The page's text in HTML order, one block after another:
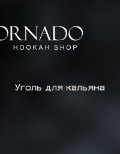
Уголь для кальяна